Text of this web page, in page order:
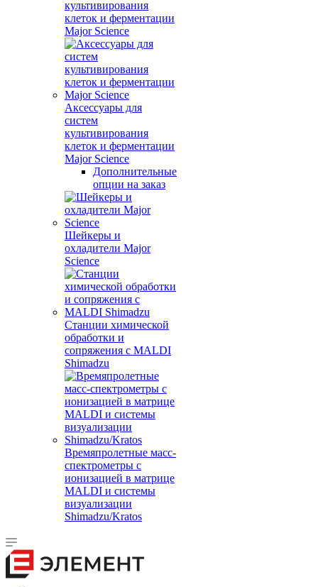
культивирования
клеток и ферментации
Major Science
Аксессуары для
систем
культивирования
клеток и ферментации
Major Science
Дополнительные
опции на заказ
Шейкеры и
охладители Major
Science
Станции химической
обработки и
сопряжения с MALDI
Shimadzu
Времяпролетные масс-
спектрометры с
ионизацией в матрице
MALDI и системы
визуализации
Shimadzu/Kratos